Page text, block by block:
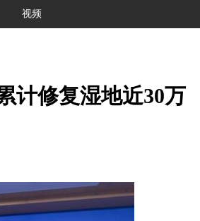
视频
计修复湿地近30万